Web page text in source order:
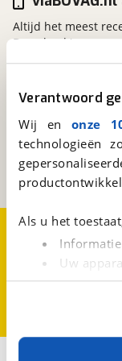
Verantwoord
Wij en onze
technologieën
Als u het
Uw
Lees meer over
Met cookies en
3981 AJ
Een
BOVAG
Altijd het meest
Download 'm nu.
Over viaBOVAG.nl
Cookievoorkeuren